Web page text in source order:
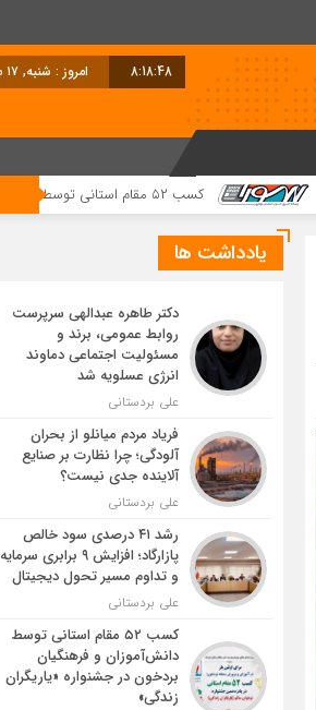
8:18:49 امروز : شنبه, ۱۷ مرداد , ۱۴۰۵
کسب ۵۲ مقام استانی توسط دانش‌آموزان و فرهنگیان بردخون در جشنواره «یاریگران زندگی»
یادداشت ها
دکتر طاهره عبدالهی سرپرست
روابط عمومی، برند و
مسئولیت اجتماعی دماوند
انرژی عسلویه شد
علی بردستانی
فریاد مردم میانلو از بحران
آلودگی؛ چرا نظارت بر صنایع
آلاینده جدی نیست؟
علی بردستانی
رشد ۴۱ درصدی سود خالص
پازارگاد؛ افزایش ۹ برابری سرمایه
و تداوم مسیر تحول دیجیتال
علی بردستانی
کسب ۵۲ مقام استانی توسط
دانش‌آموزان و فرهنگیان
بردخون در جشنواره «یاریگران
زندگی»